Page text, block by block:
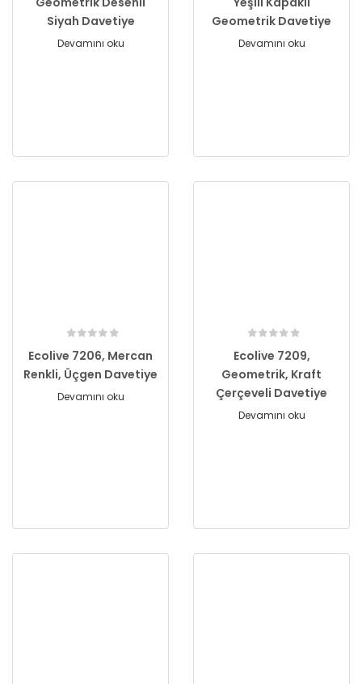
Siyah Davetiye
Devamını oku
Geometrik Davetiye
Devamını oku
Ecolive 7206, Mercan
Renkli, Üçgen Davetiye
Devamını oku
Ecolive 7209,
Geometrik, Kraft
Çerçeveli Davetiye
Devamını oku